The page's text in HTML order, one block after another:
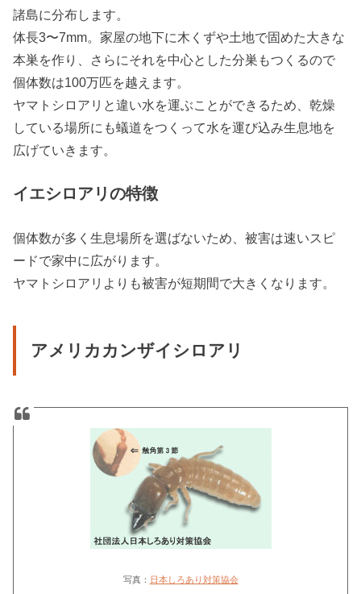
諸島に分布します。
体長3〜7mm。家屋の地下に木くずや土地で固めた大きな
本巣を作り、さらにそれを中心とした分巣もつくるので
個体数は100万匹を越えます。
ヤマトシロアリと違い水を運ぶことができるため、乾燥
している場所にも蟻道をつくって水を運び込み生息地を
広げていきます。
イエシロアリの特徴
個体数が多く生息場所を選ばないため、被害は速いスピ
ードで家中に広がります。
ヤマトシロアリよりも被害が短期間で大きくなります。
アメリカカンザイシロアリ
写真： 日本しろあり対策協会